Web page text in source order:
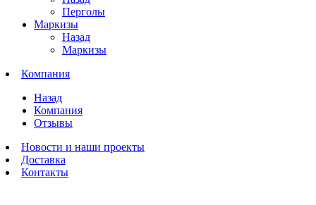
Перголы
Маркизы
Назад
Маркизы
Компания
Назад
Компания
Отзывы
Новости и наши проекты
Доставка
Контакты